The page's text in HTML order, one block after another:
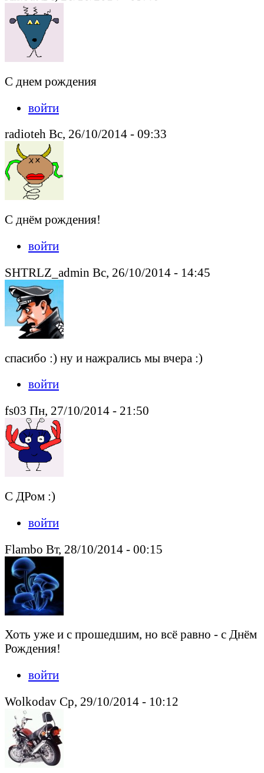
С днем рождения
войти
radioteh Вс, 26/10/2014 - 09:33
С днём рождения!
войти
SHTRLZ_admin Вс, 26/10/2014 - 14:45
спасибо :) ну и нажрались мы вчера :)
войти
fs03 Пн, 27/10/2014 - 21:50
С ДРом :)
войти
Flambo Вт, 28/10/2014 - 00:15
Хоть уже и с прошедшим, но всё равно - с Днём
Рождения!
войти
Wolkodav Ср, 29/10/2014 - 10:12